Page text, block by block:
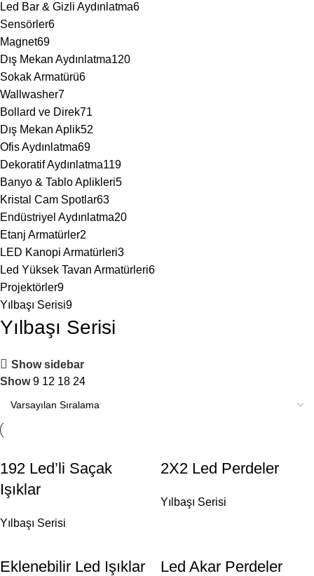
Led Bar & Gizli Aydınlatma6
Sensörler6
Magnet69
Dış Mekan Aydınlatma120
Sokak Armatürü6
Wallwasher7
Bollard ve Direk71
Dış Mekan Aplik52
Ofis Aydınlatma69
Dekoratif Aydınlatma119
Banyo & Tablo Aplikleri5
Kristal Cam Spotlar63
Endüstriyel Aydınlatma20
Etanj Armatürler2
LED Kanopi Armatürleri3
Led Yüksek Tavan Armatürleri6
Projektörler9
Yılbaşı Serisi9
Yılbaşı Serisi
Show sidebar
Show9 12 18 24
192 Led’li Saçak
Işıklar
Yılbaşı Serisi
2X2 Led Perdeler
Yılbaşı Serisi
Eklenebilir Led Işıklar Led Akar Perdeler